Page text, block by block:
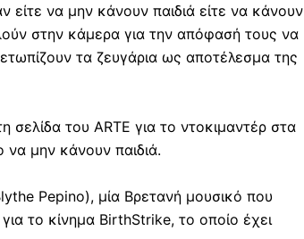
είτε να μην κάνουν παιδιά είτε να κάνουν
στην κάμερα για την απόφασή τους να
τα ζευγάρια ως αποτέλεσμα της
σελίδα του ARTE για το ντοκιμαντέρ στα
να μην κάνουν παιδιά.
Pepino), μία Βρετανή μουσικό που
το κίνημα BirthStrike, το οποίο έχει